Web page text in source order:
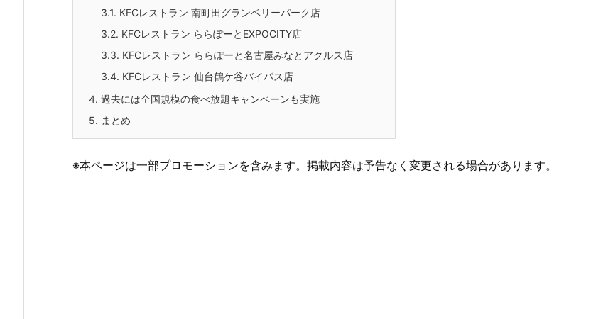
3.1. KFCレストラン 南町田グランベリーパーク店
3.2. KFCレストラン ららぽーとEXPOCITY店
3.3. KFCレストラン ららぽーと名古屋みなとアクルス店
3.4. KFCレストラン 仙台鶴ケ谷バイパス店
4. 過去には全国規模の食べ放題キャンペーンも実施
5. まとめ
※本ページは一部プロモーションを含みます。掲載内容は予告なく変更される場合があります。